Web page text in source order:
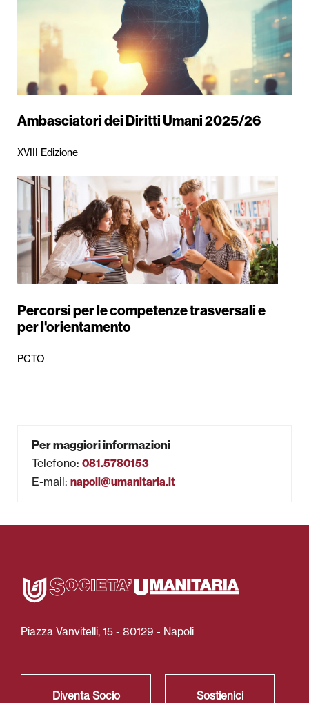
Per maggiori informazioni
Telefono: 081.5780153
E-mail: napoli@umanitaria.it
Ambasciatori dei Diritti Umani 2025/26
XVIII Edizione
Percorsi per le competenze trasversali e
per l'orientamento
PCTO
Piazza Vanvitelli, 15 - 80129 - Napoli
Diventa Socio Sostienici